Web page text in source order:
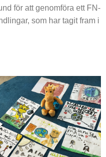
för att genomföra ett FN-
som har tagit fram i